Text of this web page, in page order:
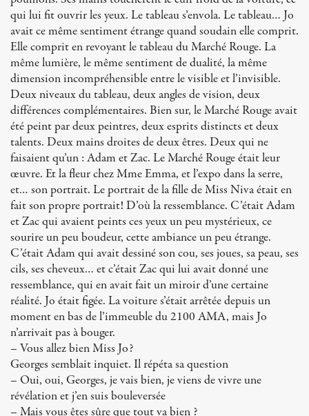
qui lui fit ouvrir les yeux. Le tableau s’envola. Le tableau… Jo
avait ce même sentiment étrange quand soudain elle comprit.
Elle comprit en revoyant le tableau du Marché Rouge. La
même lumière, le même sentiment de dualité, la même
dimension incompréhensible entre le visible et l’invisible.
Deux niveaux du tableau, deux angles de vision, deux
différences complémentaires. Bien sur, le Marché Rouge avait
été peint par deux peintres, deux esprits distincts et deux
talents. Deux mains droites de deux êtres. Deux qui ne
faisaient qu’un : Adam et Zac. Le Marché Rouge était leur
œuvre. Et la fleur chez Mme Emma, et l’expo dans la serre,
et… son portrait. Le portrait de la fille de Miss Niva était en
fait son propre portrait! D’où la ressemblance. C’était Adam
et Zac qui avaient peints ces yeux un peu mystérieux, ce
sourire un peu boudeur, cette ambiance un peu étrange.
C’était Adam qui avait dessiné son cou, ses joues, sa peau, ses
cils, ses cheveux… et c’était Zac qui lui avait donné une
ressemblance, qui en avait fait un miroir d’une certaine
réalité. Jo était figée. La voiture s’était arrêtée depuis un
moment en bas de l’immeuble du 2100 AMA, mais Jo
n’arrivait pas à bouger.
– Vous allez bien Miss Jo?
Georges semblait inquiet. Il répéta sa question
– Oui, oui, Georges, je vais bien, je viens de vivre une
révélation et j’en suis bouleversée
– Mais vous êtes sûre que tout va bien ?